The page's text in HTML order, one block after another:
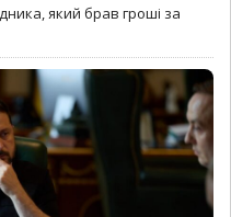
який брав гроші за